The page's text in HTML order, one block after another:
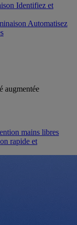
Identifiez et
Automatisez
augmentée
mains libres
rapide et